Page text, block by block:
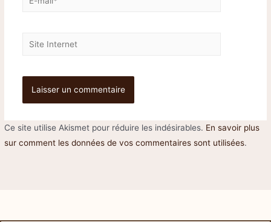
Ce site utilise Akismet pour réduire les indésirables. En savoir plus
sur comment les données de vos commentaires sont utilisées.